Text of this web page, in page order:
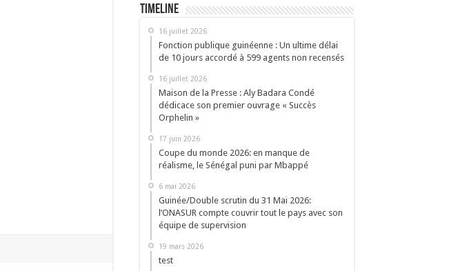
Timeline
16 juillet 2026
Fonction publique guinéenne : Un ultime délai
de 10 jours accordé à 599 agents non recensés
16 juillet 2026
Maison de la Presse : Aly Badara Condé
dédicace son premier ouvrage « Succès
Orphelin »
17 juin 2026
Coupe du monde 2026: en manque de
réalisme, le Sénégal puni par Mbappé
6 mai 2026
Guinée/Double scrutin du 31 Mai 2026:
l’ONASUR compte couvrir tout le pays avec son
équipe de supervision
19 mars 2026
test